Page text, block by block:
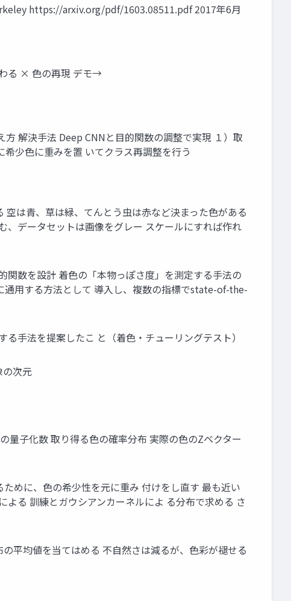
https://arxiv.org/pdf/1603.08511.pdf 2017年6月
る × 色の再現 デモ→
解決手法 Deep CNNと目的関数の調整で実現 １）取
少色に重みを置 いてクラス再調整を行う
は青、草は緑、てんとう虫は赤など決まった色がある
、データセットは画像をグレー スケールにすれば作れ
関数を設計 着色の「本物っぽさ度」を測定する手法の
用する方法として 導入し、複数の指標でstate-of-the-
手法を提案したこ と（着色・チューリングテスト）
の次元
量子化数 取り得る色の確率分布 実際の色のZベクター
めに、色の希少性を元に重み 付けをし直す 最も近い
る 訓練とガウシアンカーネルによ る分布で求める さ
平均値を当てはめる 不自然さは減るが、色彩が褪せる